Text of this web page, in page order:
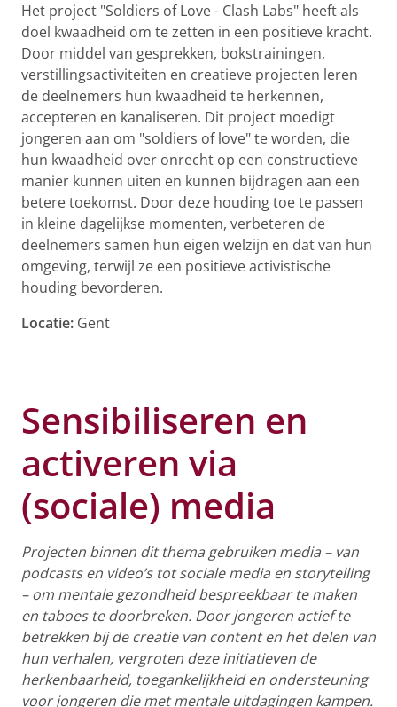
Het project "Soldiers of Love - Clash Labs" heeft als
doel kwaadheid om te zetten in een positieve kracht.
Door middel van gesprekken, bokstrainingen,
verstillingsactiviteiten en creatieve projecten leren
de deelnemers hun kwaadheid te herkennen,
accepteren en kanaliseren. Dit project moedigt
jongeren aan om "soldiers of love" te worden, die
hun kwaadheid over onrecht op een constructieve
manier kunnen uiten en kunnen bijdragen aan een
betere toekomst. Door deze houding toe te passen
in kleine dagelijkse momenten, verbeteren de
deelnemers samen hun eigen welzijn en dat van hun
omgeving, terwijl ze een positieve activistische
houding bevorderen.
Locatie: Gent
Sensibiliseren en
activeren via
(sociale) media
Projecten binnen dit thema gebruiken media – van
podcasts en video’s tot sociale media en storytelling
– om mentale gezondheid bespreekbaar te maken
en taboes te doorbreken. Door jongeren actief te
betrekken bij de creatie van content en het delen van
hun verhalen, vergroten deze initiatieven de
herkenbaarheid, toegankelijkheid en ondersteuning
voor jongeren die met mentale uitdagingen kampen.